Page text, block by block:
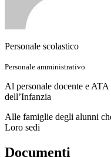
Personale scolastico
Personale amministrativo
Al personale docente e
dell’Infanzia
Alle famiglie degli alunni
Loro sedi
Documenti